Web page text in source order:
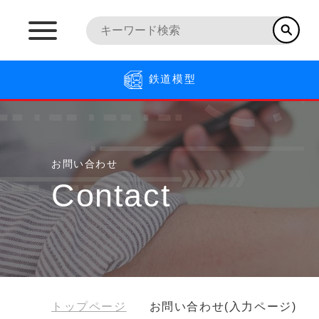
鉄道模型
お問い合わせ
Contact
トップページ お問い合わせ(入力ページ)